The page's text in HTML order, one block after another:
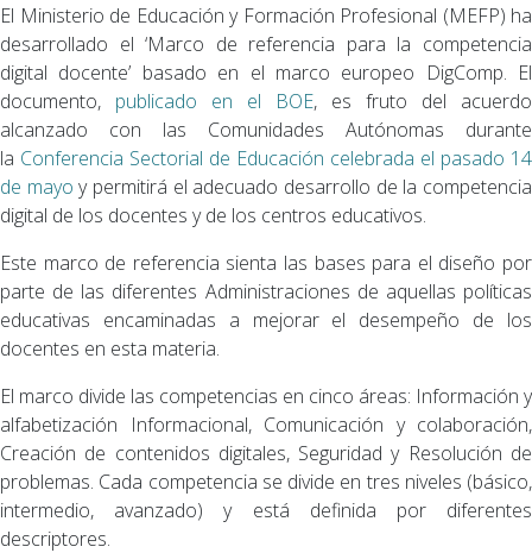
El Ministerio de Educación y Formación Profesional (MEFP) ha
desarrollado el ‘Marco de referencia para la competencia
digital docente’ basado en el marco europeo DigComp. El
documento, publicado en el BOE, es fruto del acuerdo
alcanzado con las Comunidades Autónomas durante
la Conferencia Sectorial de Educación celebrada el pasado 14
de mayo y permitirá el adecuado desarrollo de la competencia
digital de los docentes y de los centros educativos.
Este marco de referencia sienta las bases para el diseño por
parte de las diferentes Administraciones de aquellas políticas
educativas encaminadas a mejorar el desempeño de los
docentes en esta materia.
El marco divide las competencias en cinco áreas: Información y
alfabetización Informacional, Comunicación y colaboración,
Creación de contenidos digitales, Seguridad y Resolución de
problemas. Cada competencia se divide en tres niveles (básico,
intermedio, avanzado) y está definida por diferentes
descriptores.